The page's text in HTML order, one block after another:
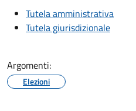
Tutela amministrativa
Tutela giurisdizionale
Argomenti:
Elezioni